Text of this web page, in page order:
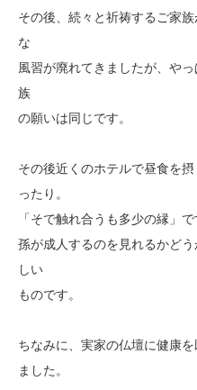
その後、続々と祈祷するご家
な
風習が廃れてきましたが、や
族
の願いは同じです。
その後近くのホテルで昼食を
ったり。
「そで触れ合うも多少の縁」で
孫が成人するのを見れるかど
しい
ものです。
ちなみに、実家の仏壇に健康
ました。